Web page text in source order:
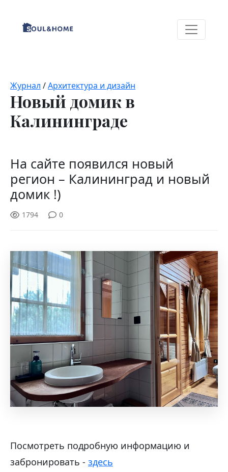
Журнал /Архитектура и дизайн
Новый домик в
Калининграде
На сайте появился новый
регион – Калининград и новый
домик !)
1794 0
Посмотреть подробную информацию и
забронировать - здесь